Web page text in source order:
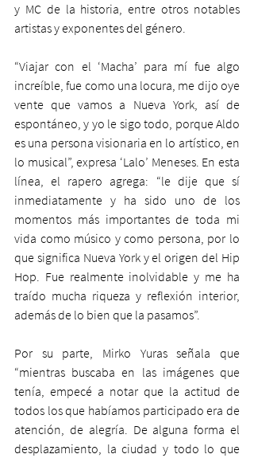
y MC de la historia, entre otros notables
artistas y exponentes del género.
“Viajar con el ‘Macha’ para mí fue algo
increíble, fue como una locura, me dijo oye
vente que vamos a Nueva York, así de
espontáneo, y yo le sigo todo, porque Aldo
es una persona visionaria en lo artístico, en
lo musical”, expresa ‘Lalo’ Meneses. En esta
línea, el rapero agrega: “le dije que sí
inmediatamente y ha sido uno de los
momentos más importantes de toda mi
vida como músico y como persona, por lo
que significa Nueva York y el origen del Hip
Hop. Fue realmente inolvidable y me ha
traído mucha riqueza y reflexión interior,
además de lo bien que la pasamos”.
Por su parte, Mirko Yuras señala que
“mientras buscaba en las imágenes que
tenía, empecé a notar que la actitud de
todos los que habíamos participado era de
atención, de alegría. De alguna forma el
desplazamiento, la ciudad y todo lo que